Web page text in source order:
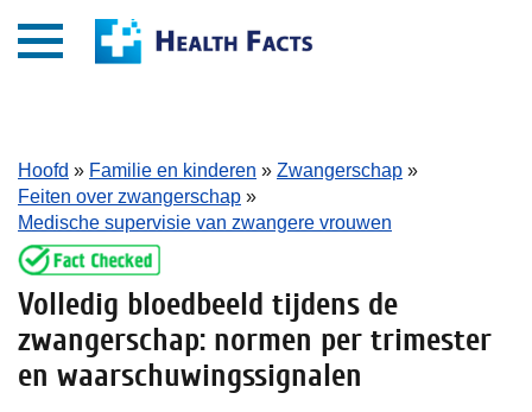
Hoofd » Familie en kinderen » Zwangerschap »
Feiten over zwangerschap »
Medische supervisie van zwangere vrouwen
Volledig bloedbeeld tijdens de
zwangerschap: normen per trimester
en waarschuwingssignalen